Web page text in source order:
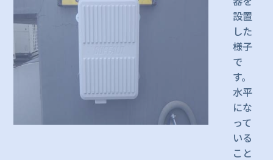
設置
した
様子
で
す。
水平
にな
って
いる
こと